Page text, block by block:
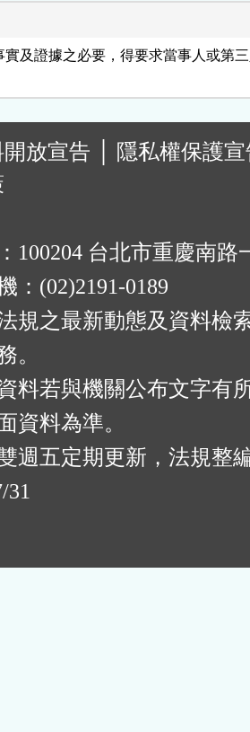
實及證據之必要，得要求當事人或第
放宣告
隱私權保護
100204 台北市重慶南路
(02)2191-0189
規之最新動態及資料檢
。
料若與機關公布文字有
資料為準。
週五定期更新，法規整
31